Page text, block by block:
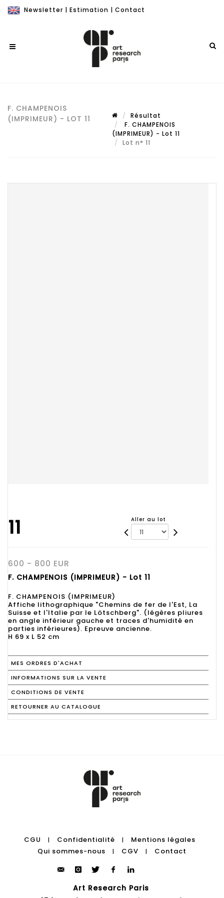
Newsletter | Estimation | Contact
F. CHAMPENOIS
(IMPRIMEUR) - LOT 11
Résultat
F. CHAMPENOIS
(IMPRIMEUR) - Lot 11
Lot n° 11
11 Aller au lot
600 - 800 EUR
F. CHAMPENOIS (IMPRIMEUR) - Lot 11
F. CHAMPENOIS (IMPRIMEUR)
Affiche lithographique "Chemins de fer de l'Est, La
Suisse et l'Italie par le Lötschberg". (légères pliures
en angle inférieur gauche et traces d'humidité en
parties inférieures). Epreuve ancienne.
H 69 x L 52 cm
MES ORDRES D'ACHAT
INFORMATIONS SUR LA VENTE
CONDITIONS DE VENTE
RETOURNER AU CATALOGUE
CGU | Confidentialité |
Mentions légales
Qui sommes-nous
| CGV | Contact
Art Research Paris